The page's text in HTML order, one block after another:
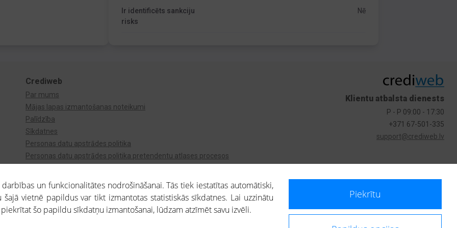
Ir identificēts sankciju
risks
Nē
Crediweb
Par mums
Mājas lapas izmantošanas noteikumi
Palīdzība
Sīkdatnes
Personas datu apstrādes politika
Personas datu apstrādes politika pretendentu atlases procesos
Klientu atbalsta dienests
P - P 09:00 - 17:30
+371 67-501-335
support@crediweb.lv
un funkcionalitātes nodrošināšanai. Tās tiek iestatītas automātiski,
vietnē papildus var tikt izmantotas statistiskās sīkdatnes. Lai uzzinātu
piekrītat šo papildu sīkdatņu izmantošanai, lūdzam atzīmēt savu izvēli.
Piekrītu